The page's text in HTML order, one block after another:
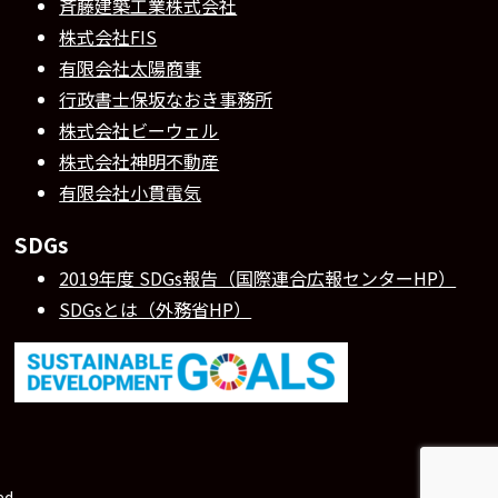
斉藤建築工業株式会社
株式会社FIS
有限会社太陽商事
行政書士保坂なおき事務所
株式会社ビーウェル
株式会社神明不動産
有限会社小貫電気
SDGs
2019年度 SDGs報告（国際連合広報センターHP）
SDGsとは（外務省HP）